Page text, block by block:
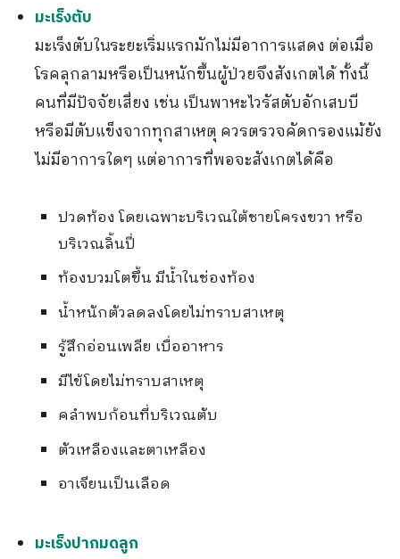
มะเร็งตับ
มะเร็งตับในระยะเริ่มแรกมักไม่มีอาการแสดง ต่อเมื่อ
โรคลุกลามหรือเป็นหนักขึ้นผู้ป่วยจึงสังเกตได้ ทั้งนี้
คนที่มีปัจจัยเสี่ยง เช่น เป็นพาหะไวรัสตับอักเสบบี
หรือมีตับแข็งจากทุกสาเหตุ ควรตรวจคัดกรองแม้ยัง
ไม่มีอาการใดๆ แต่อาการที่พอจะสังเกตได้คือ
ปวดท้อง โดยเฉพาะบริเวณใต้ชายโครงขวา หรือ
บริเวณลิ้นปี่
ท้องบวมโตขึ้น มีน้ำในช่องท้อง
น้ำหนักตัวลดลงโดยไม่ทราบสาเหตุ
รู้สึกอ่อนเพลีย เบื่ออาหาร
มีไข้โดยไม่ทราบสาเหตุ
คลำพบก้อนที่บริเวณตับ
ตัวเหลืองและตาเหลือง
อาเจียนเป็นเลือด
มะเร็งปากมดลูก